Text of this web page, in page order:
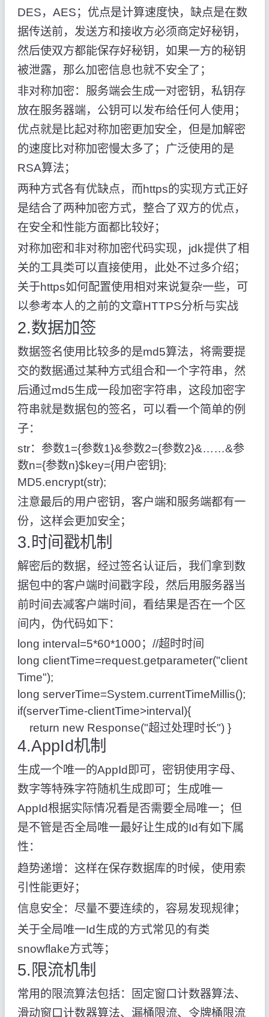
DES，AES；优点是计算速度快，缺点是在数
据传送前，发送方和接收方必须商定好秘钥，
然后使双方都能保存好秘钥，如果一方的秘钥
被泄露，那么加密信息也就不安全了；
非对称加密：服务端会生成一对密钥，私钥存
放在服务器端，公钥可以发布给任何人使用；
优点就是比起对称加密更加安全，但是加解密
的速度比对称加密慢太多了；广泛使用的是
RSA算法；
两种方式各有优缺点，而https的实现方式正好
是结合了两种加密方式，整合了双方的优点，
在安全和性能方面都比较好；
对称加密和非对称加密代码实现，jdk提供了相
关的工具类可以直接使用，此处不过多介绍；
关于https如何配置使用相对来说复杂一些，可
以参考本人的之前的文章HTTPS分析与实战
2.数据加签
数据签名使用比较多的是md5算法，将需要提
交的数据通过某种方式组合和一个字符串，然
后通过md5生成一段加密字符串，这段加密字
符串就是数据包的签名，可以看一个简单的例
子：
str：参数1={参数1}&参数2={参数2}&……&参
数n={参数n}$key={用户密钥};
MD5.encrypt(str);
注意最后的用户密钥，客户端和服务端都有一
份，这样会更加安全；
3.时间戳机制
解密后的数据，经过签名认证后，我们拿到数
据包中的客户端时间戳字段，然后用服务器当
前时间去减客户端时间，看结果是否在一个区
间内，伪代码如下：
long interval=5*60*1000；//超时时间
long clientTime=request.getparameter("client
Time");
long serverTime=System.currentTimeMillis();
if(serverTime-clientTime>interval){
return new Response("超过处理时长") }
4.AppId机制
生成一个唯一的AppId即可，密钥使用字母、
数字等特殊字符随机生成即可；生成唯一
AppId根据实际情况看是否需要全局唯一；但
是不管是否全局唯一最好让生成的Id有如下属
性：
趋势递增：这样在保存数据库的时候，使用索
引性能更好；
信息安全：尽量不要连续的，容易发现规律；
关于全局唯一Id生成的方式常见的有类
snowflake方式等；
5.限流机制
常用的限流算法包括：固定窗口计数器算法、
滑动窗口计数器算法、漏桶限流、令牌桶限流